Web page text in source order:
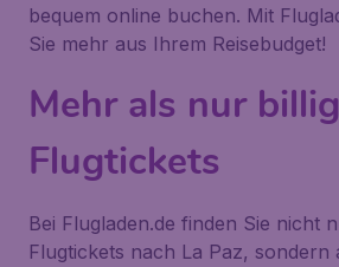
bequem online buchen. Mit
Sie mehr aus Ihrem Reisebudget!
Mehr als nur
Flugtickets
Bei Flugladen.de finden Sie nicht
Flugtickets nach La Paz, sondern